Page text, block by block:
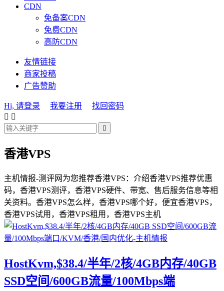
CDN
免备案CDN
免费CDN
高防CDN
友情链接
商家投稿
广告赞助
Hi, 请登录 我要注册
找回密码
 

香港VPS
主机情报-测评网为您推荐香港VPS：介绍香港VPS推荐优惠
码，香港VPS测评，香港VPS硬件、带宽、售后服务信息等相
关资料。香港VPS怎么样，香港VPS哪个好，便宜香港VPS，
香港VPS试用，香港VPS租用，香港VPS主机
HostKvm,$38.4/半年/2核/4GB内存/40GB
SSD空间/600GB流量/100Mbps端